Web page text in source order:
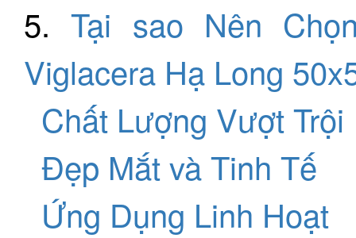
5.Tại sao Nên
Viglacera Hạ Long
Chất Lượng Vượt Trội
Đẹp Mắt và Tinh Tế
Ứng Dụng Linh Hoạt